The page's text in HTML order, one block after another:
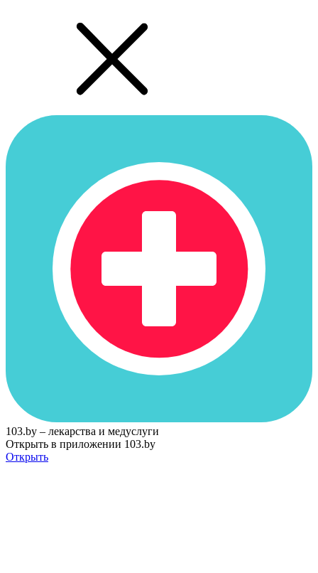
103.by – лекарства и медуслуги
Открыть в приложении 103.by
Открыть